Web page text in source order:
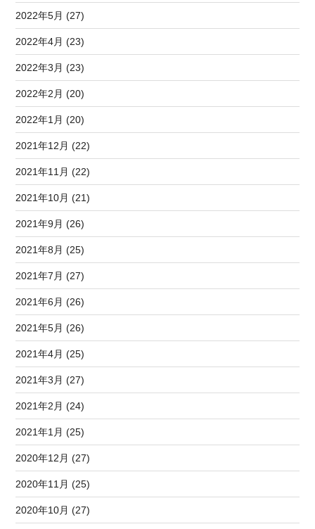
2022年5月 (27)
2022年4月 (23)
2022年3月 (23)
2022年2月 (20)
2022年1月 (20)
2021年12月 (22)
2021年11月 (22)
2021年10月 (21)
2021年9月 (26)
2021年8月 (25)
2021年7月 (27)
2021年6月 (26)
2021年5月 (26)
2021年4月 (25)
2021年3月 (27)
2021年2月 (24)
2021年1月 (25)
2020年12月 (27)
2020年11月 (25)
2020年10月 (27)